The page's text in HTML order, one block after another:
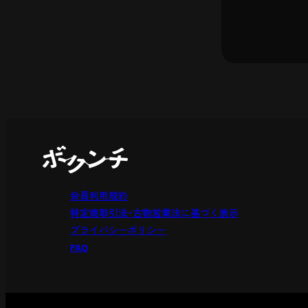
会員利用規約
特定商取引法・古物営業法に基づく表示
プライバシーポリシー
FAQ